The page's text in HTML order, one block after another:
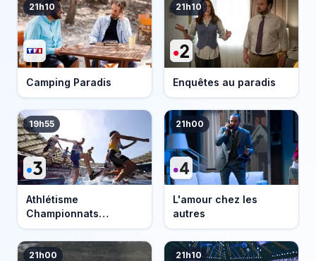
21h10
Camping Paradis
21h10
Enquêtes au paradis
19h55
Athlétisme
Championnats
d'Europe 2026
21h00
L'amour chez les
autres
21h00 21h10